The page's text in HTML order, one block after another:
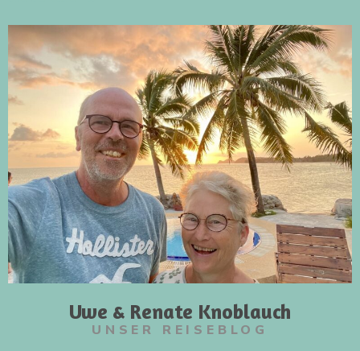
Uwe & Renate Knoblauch
UNSER REISEBLOG